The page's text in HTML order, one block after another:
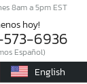
8am a 5pm EST
hoy!
6936
Español)
English